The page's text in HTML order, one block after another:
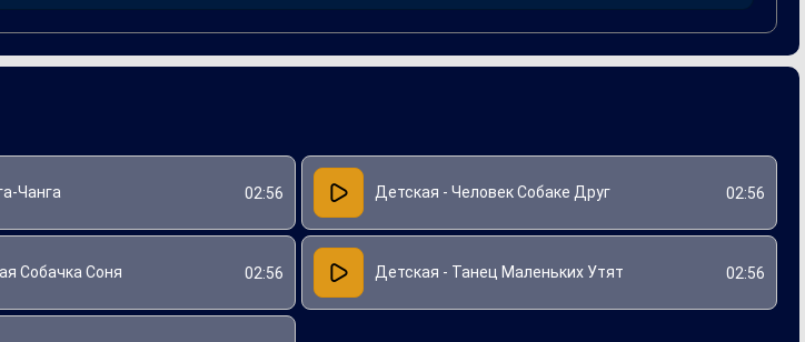
Чанга 02:56 Детская - Человек Собаке Друг 02:56
Собачка Соня 02:56 Детская - Танец Маленьких Утят 02:56